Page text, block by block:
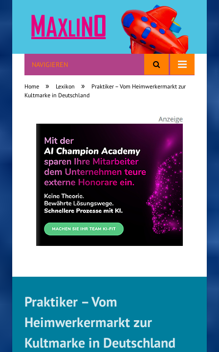
Reisen mit Kindern
NAVIGIEREN
Home » Lexikon »
Praktiker – Vom Heimwerkermarkt zur
Kultmarke in Deutschland
Praktiker – Vom
Heimwerkermarkt zur
Kultmarke in Deutschland